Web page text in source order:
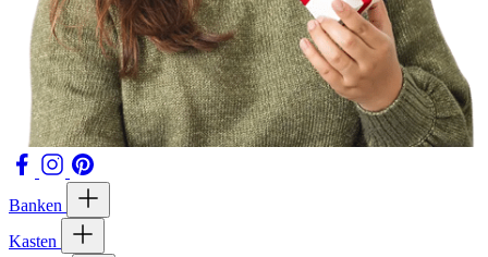
Banken
Kasten